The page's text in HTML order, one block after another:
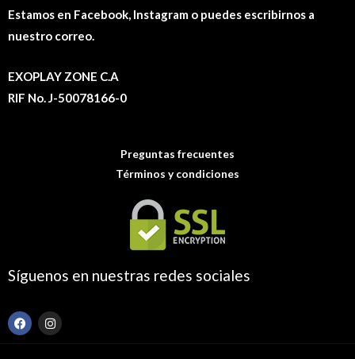
Estamos en Facebook, Instagram o puedes escribirnos a
nuestro correo.
EXOPLAY ZONE C.A
RIF No. J-50078166-0
Preguntas frecuentes
Términos y condiciones
Síguenos en nuestras redes sociales
F
a
I
n